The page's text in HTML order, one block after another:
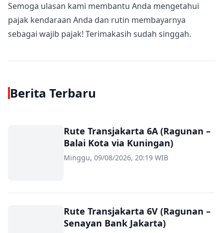
Semoga ulasan kami membantu Anda mengetahui
pajak kendaraan Anda dan rutin membayarnya
sebagai wajib pajak! Terimakasih sudah singgah.
Berita Terbaru
Rute Transjakarta 6A (Ragunan –
Balai Kota via Kuningan)
Minggu, 09/08/2026, 20:19 WIB
Rute Transjakarta 6V (Ragunan –
Senayan Bank Jakarta)